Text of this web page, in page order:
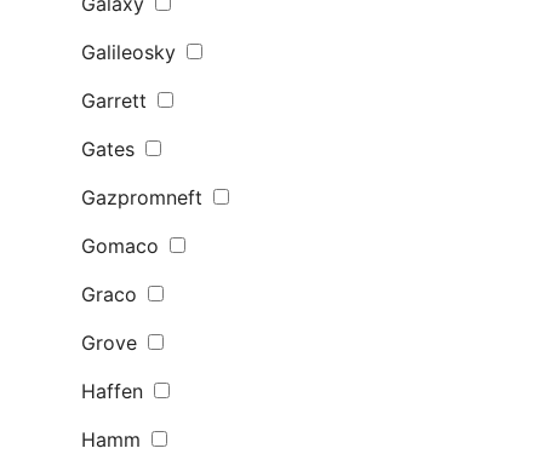
Galileosky
Garrett
Gates
Gazpromneft
Gomaco
Graco
Grove
Haffen
Hamm